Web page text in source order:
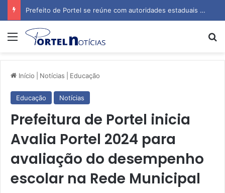
AQUAFEST 2026 transforma Portel em palco do maior festival de esportes aquáticos do Norte
Menu
Início Notícias Educação
Educação Notícias
Prefeitura de Portel inicia
Avalia Portel 2024 para
avaliação do desempenho
escolar na Rede Municipal